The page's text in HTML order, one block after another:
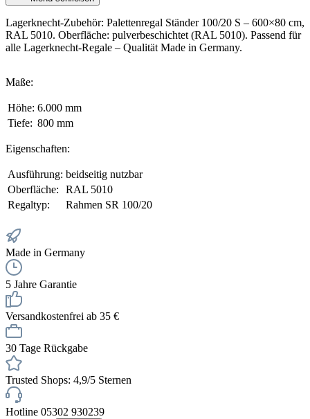
Lagerknecht-Zubehör: Palettenregal Ständer 100/20 S – 600×80 cm,
RAL 5010. Oberfläche: pulverbeschichtet (RAL 5010). Passend für
alle Lagerknecht-Regale – Qualität Made in Germany.
Maße:
Höhe: 6.000 mm
Tiefe: 800 mm
Eigenschaften:
Ausführung: beidseitig nutzbar
Oberfläche:
RAL 5010
Regaltyp:
Rahmen SR 100/20
Made in Germany
5 Jahre Garantie
Versandkostenfrei ab 35 €
30 Tage Rückgabe
Trusted Shops: 4,9/5 Sternen
Hotline 05302 930239